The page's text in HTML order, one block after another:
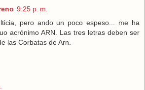
9:25 p. m.
pero ando un poco espeso... me ha
acrónimo ARN. Las tres letras deben ser
las Corbatas de Arn.